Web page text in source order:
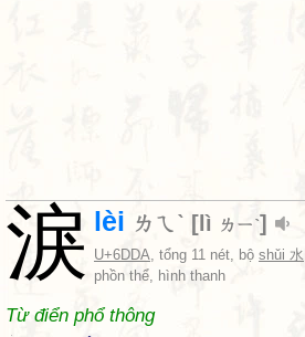
淚 lèi ㄌㄟˋ [ lì ㄌㄧˋ]
U+6DDA, tổng 11 nét, bộ shǔi 水
phồn thể, hình thanh
Từ điển phổ thông